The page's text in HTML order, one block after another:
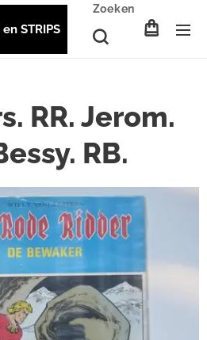
STRIPS
Zoeken
RR. Jerom.
RB.